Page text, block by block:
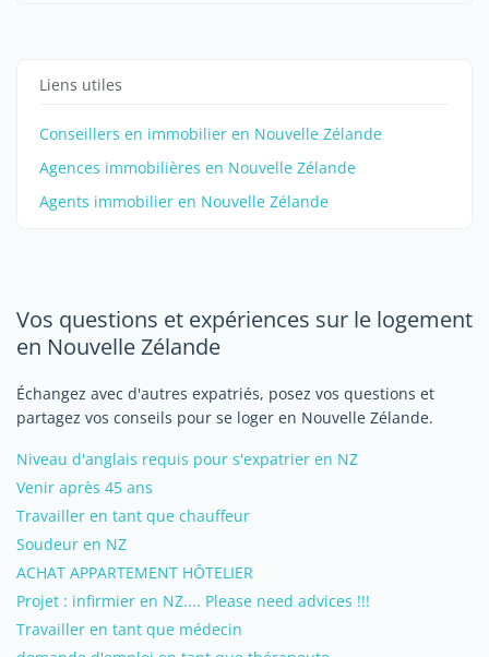
Liens utiles
Conseillers en immobilier en Nouvelle Zélande
Agences immobilières en Nouvelle Zélande
Agents immobilier en Nouvelle Zélande
Vos questions et expériences sur le logement
en Nouvelle Zélande
Échangez avec d'autres expatriés, posez vos questions et
partagez vos conseils pour se loger en Nouvelle Zélande.
Niveau d'anglais requis pour s'expatrier en NZ
Venir après 45 ans
Travailler en tant que chauffeur
Soudeur en NZ
ACHAT APPARTEMENT HÔTELIER
Projet : infirmier en NZ.... Please need advices !!!
Travailler en tant que médecin